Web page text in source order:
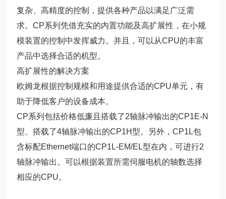
复杂、高精度的控制，提供各种产品以满足广泛需
求。CP系列凭借充实的内置功能及高扩展性，在小规
模装置的控制中发挥威力。并且，可以从CPU的丰富
产品中选择合适的机型。
高扩展性的解决方案
欧姆龙根据控制规模和用途提供合适的CPU单元，有
助于降低客户的设备成本。
CP系列包括价格低廉且搭载了2轴脉冲输出的CP1E-N
型、搭载了4轴脉冲输出的CP1H型。另外，CP1L包
含标配Ethernet端口的CP1L-EM/EL型在内，可进行2
轴脉冲输出。可以根据装置所需伺服电机的轴数选择
相应的CPU。